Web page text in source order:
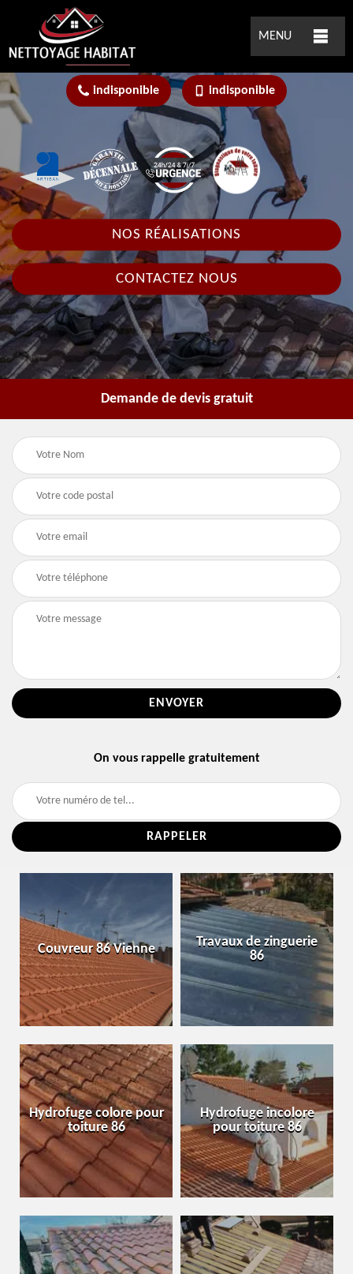
MENU
indisponible indisponible
NOS RÉALISATIONS
CONTACTEZ NOUS
Demande de devis gratuit
On vous rappelle gratuitement
Couvreur 86 Vienne
Travaux de zinguerie
86
Hydrofuge colore pour
toiture 86
Hydrofuge incolore
pour toiture 86